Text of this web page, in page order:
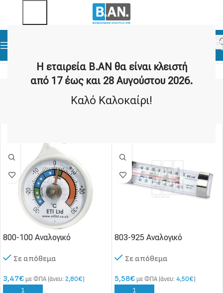
Η εταιρεία Β.ΑΝ θα είναι κλειστή
από 17 έως και 28 Αυγούστου 2026.
Καλό Καλοκαίρι!
Αναλογικά Θερμόμετρα
800-100 Αναλογικό
Σε απόθεμα
3,47€ με ΦΠΑ (άνευ: 2,80€)
803-925 Αναλογικό
Σε απόθεμα
5,58€ με ΦΠΑ (άνευ: 4,50€)